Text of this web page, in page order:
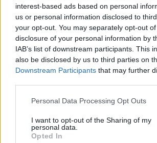
interest-based ads based on personal
us or personal information disclosed to
your opt-out. You may separately opt-out
disclosure of your personal information by
IAB’s list of downstream participants. This
also be disclosed by us to third parties on
Downstream Participants that may further
Please note that this website/app uses one
not limited to your visit or usage behaviour.
grant or deny consent to Google and its
use your data for below specified purposes
Personal Data Processing Opt Outs
I want to opt-out of the Sharing of my
personal data.
Opted In
Διαβάστε περισσότερα
της